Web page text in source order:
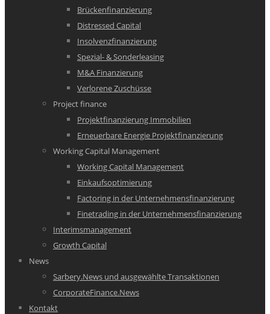
Brückenfinanzierung
Distressed Capital
Insolvenzfinanzierung
Spezial- & Sonderleasing
M&A Finanzierung
Verlorene Zuschüsse
Project finance
Projektfinanzierung Immobilien
Erneuerbare Energie Projektfinanzierung
Working Capital Management
Working Capital Management
Einkaufsoptimierung
Factoring in der Unternehmensfinanzierung
Finetrading in der Unternehmensfinanzierung
Interimsmanagement
Growth Capital
News
Sarbery.News und ausgewählte Transaktionen
CorporateFinance.News
Kontakt